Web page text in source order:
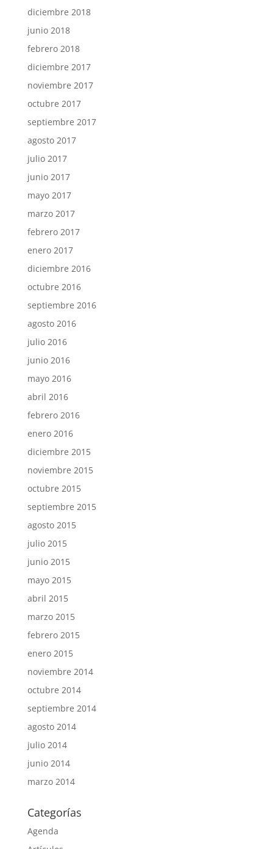
diciembre 2018
junio 2018
febrero 2018
diciembre 2017
noviembre 2017
octubre 2017
septiembre 2017
agosto 2017
julio 2017
junio 2017
mayo 2017
marzo 2017
febrero 2017
enero 2017
diciembre 2016
octubre 2016
septiembre 2016
agosto 2016
julio 2016
junio 2016
mayo 2016
abril 2016
febrero 2016
enero 2016
diciembre 2015
noviembre 2015
octubre 2015
septiembre 2015
agosto 2015
julio 2015
junio 2015
mayo 2015
abril 2015
marzo 2015
febrero 2015
enero 2015
noviembre 2014
octubre 2014
septiembre 2014
agosto 2014
julio 2014
junio 2014
marzo 2014
Categorías
Agenda